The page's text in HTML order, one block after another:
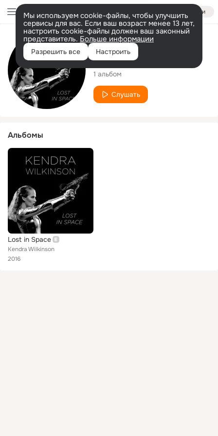
Войти
Мы используем cookie-файлы, чтобы улучшить
сервисы для вас. Если ваш возраст менее 13 лет,
настроить cookie-файлы должен ваш законный
представитель. Больше информации
Разрешить все Настроить
Исполнитель
Kendra Wilkinson
1 альбом
Слушать
Альбомы
Lost in Space
Kendra Wilkinson
2016